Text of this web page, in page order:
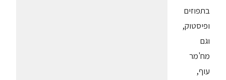
בתפוזים
ופיסטוק,
וגם
מח'מר
עוף,